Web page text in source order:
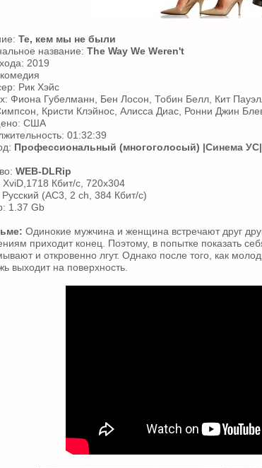
Те, кем мы не были
название: The Way We Weren't
2019
Рик Хэйс
Фиона Губелманн, Бен Лосон, Тобин Белл, Кит
Кристи Клэйнос, Алисса Диас, Ронни Джин
США
01:32:39
Профессиональный (многоголосый) |Синема УС|
WEB-DLRip
Кбит/с, 720x304
(AC3, 2 ch, 384 Кбит/с)
1.37 Gb
Одинокие мужчина и женщина встречают друг
приходит конец. Поэтому, в попытке показать
и откровенно лгут. Однако после того, как
выходит на поверхность.